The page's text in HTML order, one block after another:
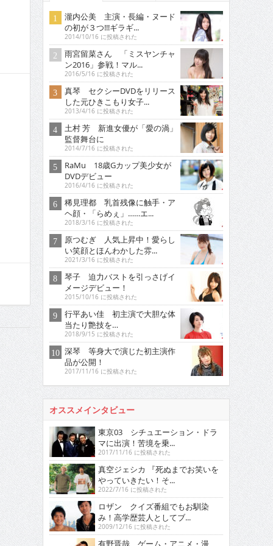
瀧内公美 主演・長編・ヌード
の初が３つ!!!ギラギ...
2014/10/16 に投稿された
雨宮留菜さん 「ミスヤンチャ
ン2016」参戦！マル...
2016/5/16 に投稿された
真琴 セクシーDVDをリリース
した元ひきこもり女子...
2013/4/16 に投稿された
土村 芳 新進女優が「愛の渦」
監督舞台に
2014/7/16 に投稿された
RaMu 18歳Gカップ美少女が
DVDデビュー
2016/4/16 に投稿された
稀見理都 乳首残像に触手・ア
ヘ顔・「らめぇ」……エ...
2018/3/16 に投稿された
原つむぎ 人気上昇中！愛らし
い笑顔とほんわかした雰...
2021/3/16 に投稿された
琴子 迫力バストを引っさげイ
メージデビュー！
2015/10/16 に投稿された
行平あい佳 初主演で大胆な体
当たり艶技を…
2018/9/15 に投稿された
深琴 等身大で演じた初主演作
品が公開！
2017/11/16 に投稿された
オススメインタビュー
東京03 シチュエーション・ドラ
マに出演！苦境を乗...
2017/11/16 に投稿された
真空ジェシカ 『死ぬまでお笑いを
やっていきたい！そ...
2022/7/16 に投稿された
ロザン クイズ番組でもお馴染
み！高学歴芸人としてブ...
2009/12/16 に投稿された
有野晋哉 ゲーム・アニメ・漫